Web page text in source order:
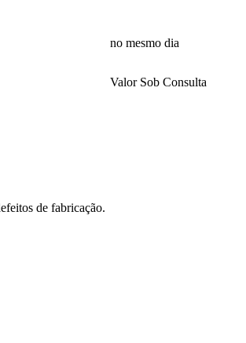
no mesmo dia
Valor Sob Consulta
de fabricação.